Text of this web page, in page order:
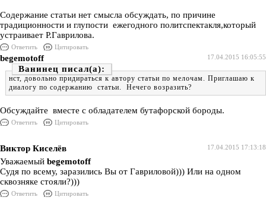
Содержание статьи нет смысла обсуждать, по причине
традиционности и глупости ежегодного политспектакля,который
устраивает Р.Гаврилова.
Ответить
Цитировать
17.04.2015 16:05:55
begemotoff
Ванинец
нст, довольно придираться к автору статьи по мелочам. Приглашаю к
диалогу по содержанию статьи. Нечего возразить?
Обсуждайте вместе с обладателем бутафорской бороды.
Ответить Цитировать
17.04.2015 17:13:18
Виктор Киселёв
Уважаемый begemotoff
Судя по всему, заразились Вы от Гавриловой))) Или на одном
сквозняке стояли?)))
Ответить Цитировать